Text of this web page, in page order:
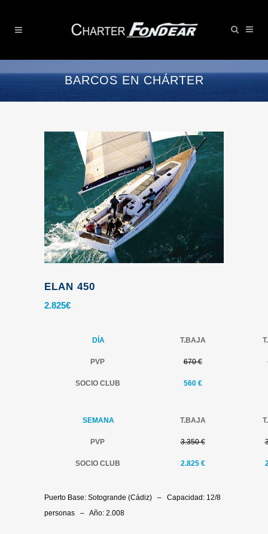
BARCOS EN CHÁRTER
ELAN 450
2.825€
DÍA T.BAJA
PVP 670 €
SOCIO CLUB 560 €
SEMANA T.BAJA
PVP 3.350 €
SOCIO CLUB 2.825 €
Puerto Base: Sotogrande (Cádiz) – Capacidad: 12/8
personas – Año: 2.008